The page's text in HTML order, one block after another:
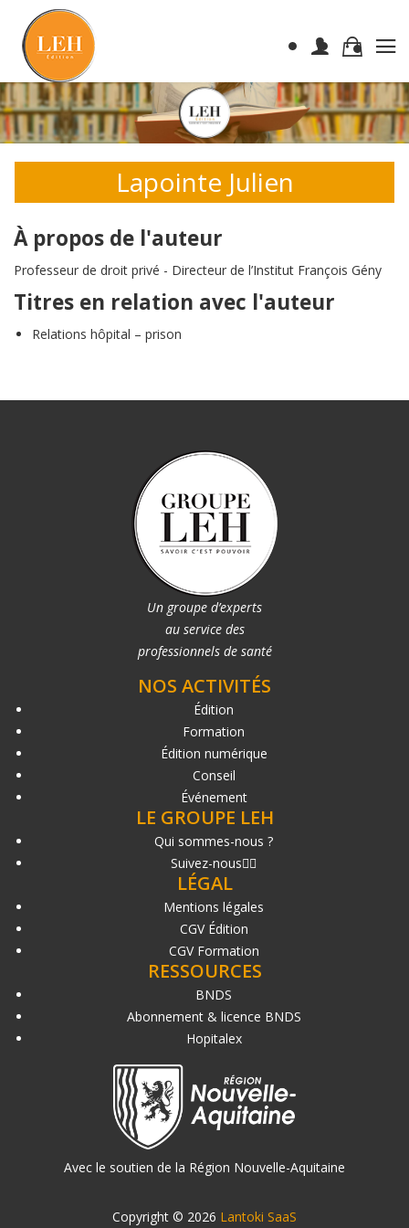
Lapointe Julien
À propos de l'auteur
Professeur de droit privé - Directeur de l’Institut François Gény
Titres en relation avec l'auteur
Relations hôpital – prison
Un groupe d’experts
au service des
professionnels de santé
NOS ACTIVITÉS
Édition
Formation
Édition numérique
Conseil
Événement
LE GROUPE LEH
Qui sommes-nous ?
Suivez-nous
LÉGAL
Mentions légales
CGV Édition
CGV Formation
RESSOURCES
BNDS
Abonnement & licence BNDS
Hopitalex
Avec le soutien de la Région Nouvelle-Aquitaine
Copyright © 2026 Lantoki SaaS